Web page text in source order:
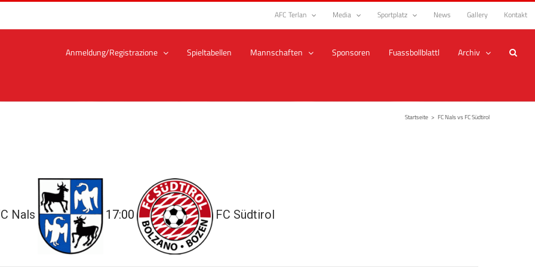
AFC Terlan Media Sportplatz News Gallery Kontakt
Anmeldung/Registrazione Spieltabellen Mannschaften Sponsoren Fuassbollblattl Archiv
Startseite > FC Nals vs FC Südtirol
Nals 17:00 FC Südtirol